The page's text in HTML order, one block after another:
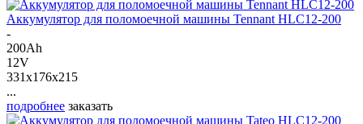
Аккумулятор для поломоечной машины Tennant HLC12-200
-
200Ah
12V
331x176x215
...
подробнее заказать